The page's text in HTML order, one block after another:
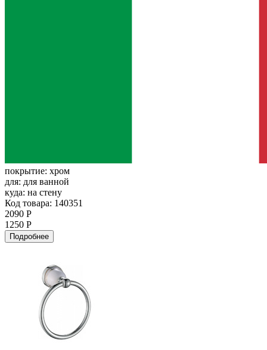
покрытие: хром
для: для ванной
куда: на стену
Код товара: 140351
2090 Р
1250 Р
Подробнее